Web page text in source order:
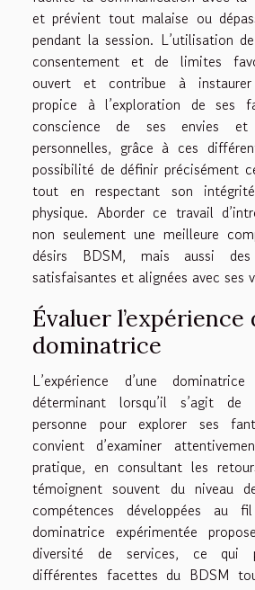
et prévient tout malaise ou
pendant la session. L’utilisation
consentement et de limites
ouvert et contribue à instaurer
propice à l’exploration de ses
conscience de ses envies
personnelles, grâce à ces
possibilité de définir précisément
tout en respectant son
physique. Aborder ce travail
non seulement une meilleure
désirs BDSM, mais aussi
satisfaisantes et alignées avec ses
Évaluer l’expérience
dominatrice
L’expérience d’une
déterminant lorsqu’il s’agit
personne pour explorer ses
convient d’examiner
pratique, en consultant les
témoignent souvent du niveau
compétences développées au
dominatrice expérimentée
diversité de services, ce qui
différentes facettes du BDSM